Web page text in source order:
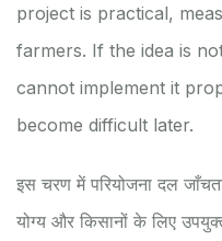
project is practical,
farmers. If the idea is
cannot implement it
become difficult later.
इस चरण में परियोजना दल
योग्य और किसानों के लिए